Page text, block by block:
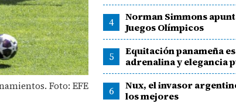
Foto: EFE
4
Norman Simmons
Juegos Olímpicos
5
Equitación panameña es
adrenalina y elegancia
6
Nux, el invasor
los mejores